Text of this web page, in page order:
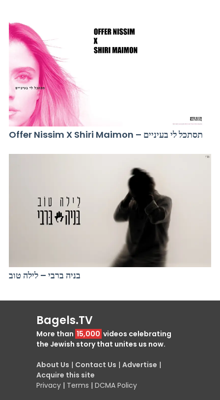
Offer Nissim X Shiri Maimon – תסתכל לי בעיניים
בניה ברבי – לילה טוב
Bagels.TV
More than 15,000 videos celebrating
the Jewish story that unites us now.
About Us | Contact Us | Advertise |
Acquire this site
Privacy | Terms | DCMA Policy